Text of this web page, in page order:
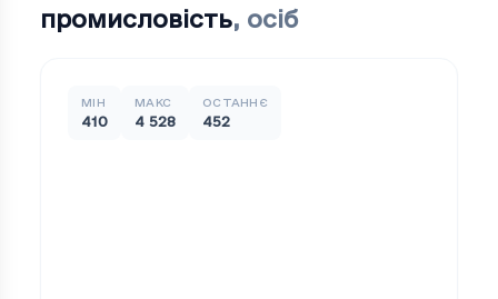
промисловість, осіб
МІН
410
МАКС
4 528
ОСТАННЄ
452